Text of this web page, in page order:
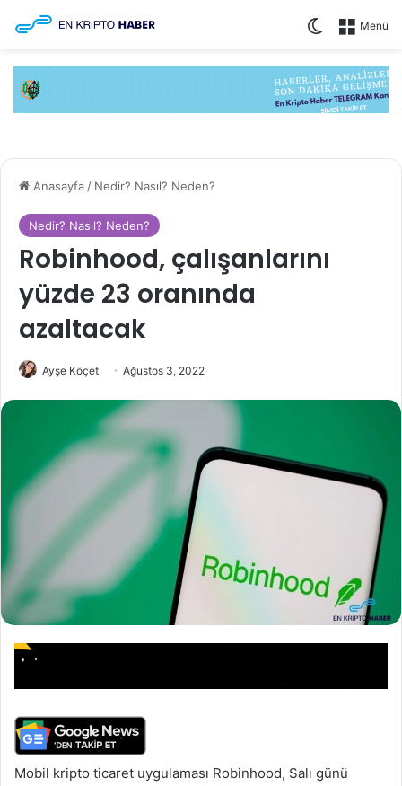
Menü
Dış
Anasayfa / Nedir? Nasıl? Neden?
Nedir? Nasıl? Neden?
Robinhood, çalışanlarını
yüzde 23 oranında
azaltacak
Ayşe Köçet Ağustos 3, 2022
Mobil kripto ticaret uygulaması Robinhood, Salı günü